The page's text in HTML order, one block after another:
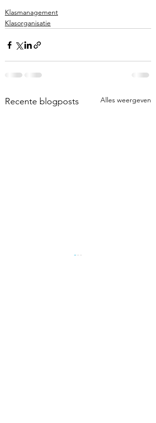
Klasmanagement
Klasorganisatie
Recente blogposts Alles weergeven